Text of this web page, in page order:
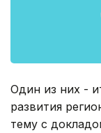
Один из них -
развития
тему с